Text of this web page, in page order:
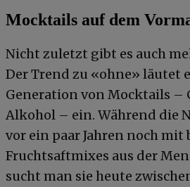
Mocktails auf dem
Nicht zuletzt gibt es auch
Der Trend zu «ohne» läutet
Generation von Mocktails –
Alkohol – ein. Während die
vor ein paar Jahren noch mit
Fruchtsaftmixes aus der
sucht man sie heute